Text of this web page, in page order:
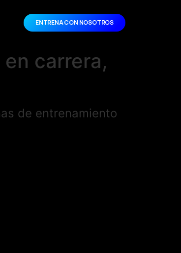
ENTRENA CON NOSOTROS
carrera,
de entrenamiento